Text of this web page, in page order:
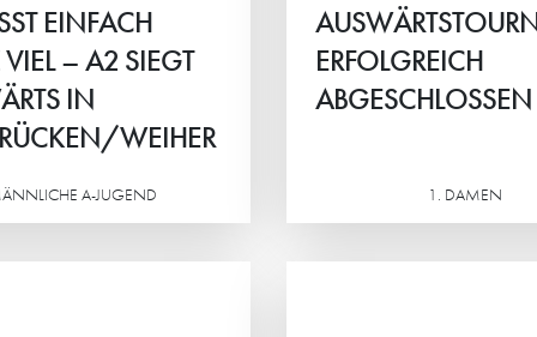
EINFACH
– A2 SIEGT
IN
WEIHER
A-JUGEND
ERFOLGREICH
ABGESCHLOSSEN
1. DAMEN